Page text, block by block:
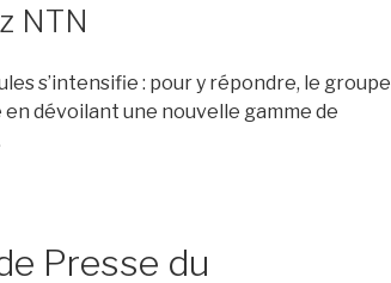
NTN
s’intensifie : pour y répondre, le groupe
en dévoilant une nouvelle gamme de
Presse du